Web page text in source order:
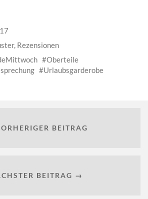
, Rezensionen
Oberteile
Urlaubsgarderobe
BEITRAG
BEITRAG →